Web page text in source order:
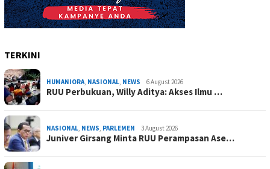
TERKINI
HUMANIORA NASIONAL NEWS 6 August 2026
RUU Perbukuan, Willy Aditya: Akses Ilmu …
NASIONAL NEWS PARLEMEN 3 August 2026
Juniver Girsang Minta RUU Perampasan Ase…